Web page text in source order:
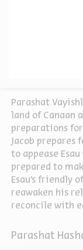
Parashat
land of Canaan
preparations
Jacob
to appease
prepared to
Esau's friendly
reawaken his
reconcile with
Parashat